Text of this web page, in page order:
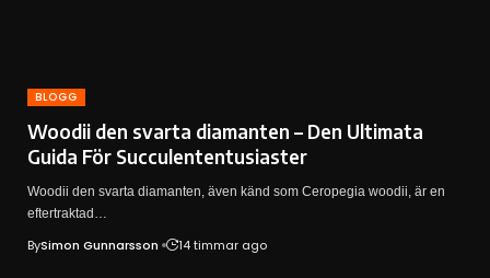
BLOGG
Woodii den svarta diamanten – Den Ultimata
Guida För Succulententusiaster
Woodii den svarta diamanten, även känd som Ceropegia woodii, är en
eftertraktad…
BySimon Gunnarsson 14 timmar ago